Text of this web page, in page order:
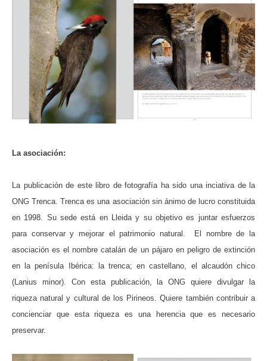
La asociación:
La publicación de este libro de fotografía ha sido una inciativa de la
ONG Trenca. Trenca es una asociación sin ánimo de lucro constituida
en 1998. Su sede está en Lleida y su objetivo es juntar esfuerzos
para conservar y mejorar el patrimonio natural. El nombre de la
asociación es el nombre catalán de un pájaro en peligro de extinción
en la penísula Ibérica: la trenca; en castellano, el alcaudón chico
(Lanius minor). Con esta publicación, la ONG quiere divulgar la
riqueza natural y cultural de los Pirineos. Quiere también contribuir a
concienciar que esta riqueza es una herencia que es necesario
preservar.